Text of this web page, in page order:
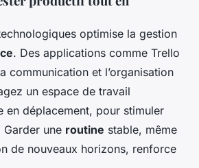
optimise la gestion
. Des applications comme Trello
communication et l’organisation
un espace de travail
en déplacement, pour stimuler
une routine stable, même
de nouveaux horizons, renforce